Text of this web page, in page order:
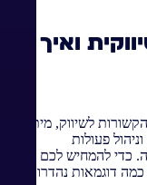
ואיך
לשיווק, מיתוג
פעולות
כדי להמחיש לכם
דוגמאות נהדרות: